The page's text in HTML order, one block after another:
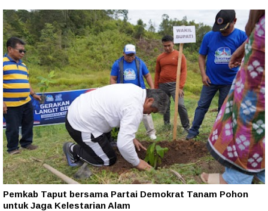
Pemkab Taput bersama Partai Demokrat Tanam Pohon
untuk Jaga Kelestarian Alam